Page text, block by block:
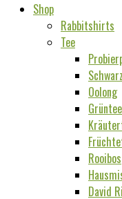
Shop
Rabbitshirts
Tee
Oolong
Rooibos
David